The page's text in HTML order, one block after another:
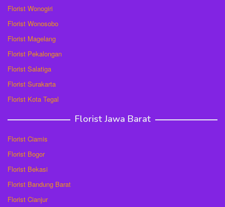
Florist Wonogiri
Florist Wonosobo
Florist Magelang
Florist Pekalongan
Florist Salatiga
Florist Surakarta
Florist Kota Tegal
Florist Jawa Barat
Florist Ciamis
Florist Bogor
Florist Bekasi
Florist Bandung Barat
Florist Cianjur